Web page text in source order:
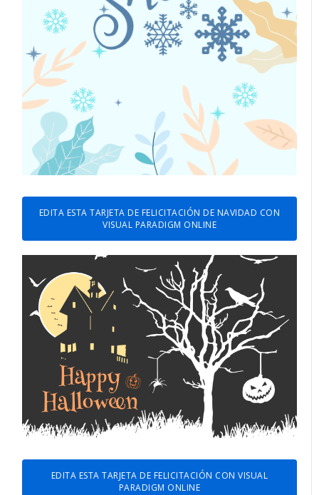
EDITA ESTA TARJETA DE FELICITACIÓN DE NAVIDAD CON
VISUAL PARADIGM ONLINE
EDITA ESTA TARJETA DE FELICITACIÓN CON VISUAL
PARADIGM ONLINE